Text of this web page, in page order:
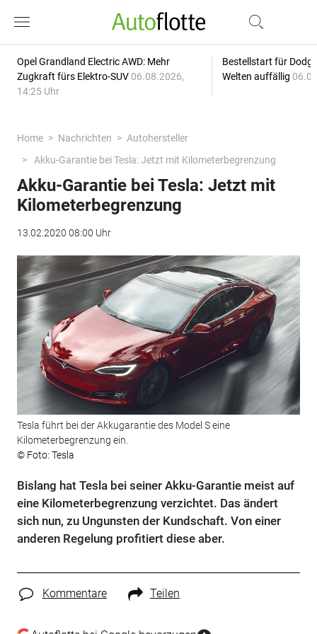
Opel Grandland Electric AWD: Mehr
Zugkraft fürs Elektro-SUV 06.08.2026,
14:25 Uhr
Bestellstart für
Welten auffällig
Home Nachrichten
Autohersteller
Akku-Garantie bei Tesla: Jetzt mit Kilometerbegrenzung
Akku-Garantie bei Tesla: Jetzt mit
Kilometerbegrenzung
13.02.2020 08:00 Uhr
Tesla führt bei der Akkugarantie des Model S eine
Kilometerbegrenzung ein.
© Foto: Tesla
Bislang hat Tesla bei seiner Akku-Garantie meist auf
eine Kilometerbegrenzung verzichtet. Das ändert
sich nun, zu Ungunsten der Kundschaft. Von einer
anderen Regelung profitiert diese aber.
Kommentare Teilen